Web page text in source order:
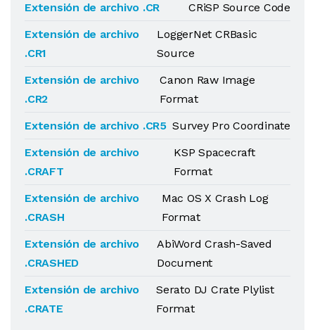
Extensión de archivo .CR
CRiSP Source Code
Extensión de archivo
.CR1
LoggerNet CRBasic
Source
Extensión de archivo
.CR2
Canon Raw Image
Format
Extensión de archivo .CR5 Survey Pro Coordinate
Extensión de archivo
.CRAFT
KSP Spacecraft
Format
Extensión de archivo
.CRASH
Mac OS X Crash Log
Format
Extensión de archivo
.CRASHED
AbiWord Crash-Saved
Document
Extensión de archivo
.CRATE
Serato DJ Crate Plylist
Format